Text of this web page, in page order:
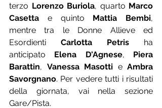
terzo Lorenzo Buriola, quarto Marco
Casetta e quinto Mattia Bembi,
mentre tra le Donne Allieve ed
Esordienti Carlotta Petris ha
anticipato Elena D'Agnese, Piera
Barattin, Vanessa Masotti e Ambra
Savorgnano. Per vedere tutti i risultati
della giornata, vai nella sezione
Gare/Pista.